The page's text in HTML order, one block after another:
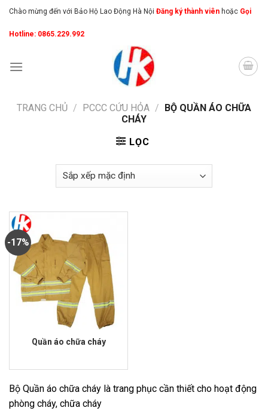
Skip
content
Chào mừng đến với Bảo Hộ Lao Động Hà Nội Đăng ký thành viên hoặc Gọi
Hotline: 0865.229.992
TRANG CHỦ / PCCC CỨU HỎA / BỘ QUẦN ÁO CHỮA
CHÁY
LỌC
-17%
Quần áo chữa cháy
gốc
₫700,000.00.
hiện
là:
₫580,000.00.
Bộ Quần áo chữa cháy là trang phục cần thiết cho hoạt động
phòng cháy, chữa cháy